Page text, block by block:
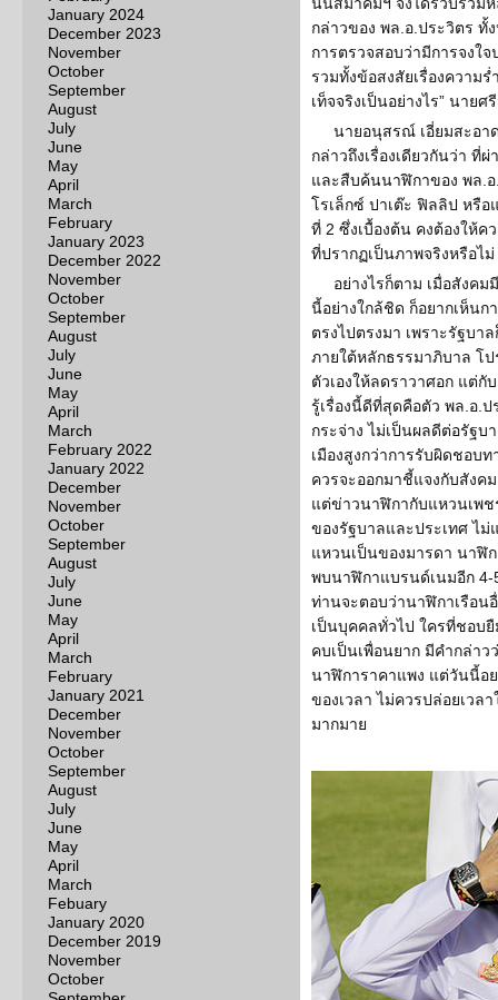
January 2024
December 2023
November
October
September
August
July
June
May
April
March
February
January 2023
December 2022
November
October
September
August
July
June
May
April
March
February 2022
January 2022
December
November
October
September
August
July
June
May
April
March
February
January 2021
December
November
October
September
August
July
June
May
April
March
Febuary
January 2020
December 2019
November
October
กล่าวของ พล.อ.ประวิตร ทั้
การตรวจสอบว่ามีการจง
รวมทั้งข้อสงสัยเรื่องความ
เท็จจริงเป็นอย่างไร” นาย
นายอนุสรณ์ เอี่ยมสะอา
กล่าวถึงเรื่องเดียวกันว่า ที่
และสืบค้นนาฬิกาของ พล.อ
โรเล็กซ์ ปาเต๊ะ ฟิลลิป หรื
ที่ 2 ซึ่งเบื้องต้น คงต้องให้ค
ที่ปรากฏเป็นภาพจริงหรือไม่
อย่างไรก็ตาม เมื่อสังค
นี้อย่างใกล้ชิด ก็อยากเห็น
ตรงไปตรงมา เพราะรัฐบา
ภายใต้หลักธรรมาภิบาล โ
ตัวเองให้ลดราวาศอก แต่
รู้เรื่องนี้ดีที่สุดคือตัว พล.อ.ป
กระจ่าง ไม่เป็นผลดีต่อรัฐบ
เมืองสูงกว่าการรับผิดชอบ
ควรจะออกมาชี้แจงกับสังค
แต่ข่าวนาฬิกากับแหวนเพ
ของรัฐบาลและประเทศ ไ
แหวนเป็นของมารดา นาฬิ
พบนาฬิกาแบรนด์เนมอีก 4-
ท่านจะตอบว่านาฬิกาเรือน
เป็นบุคคลทั่วไป ใครที่ชอบ
คบเป็นเพื่อนยาก มีคำกล่าว
นาฬิการาคาแพง แต่วันนี้อ
ของเวลา ไม่ควรปล่อยเวล
มากมาย